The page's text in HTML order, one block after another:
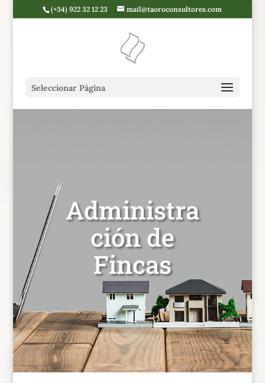
(+34) 922 32 12 23 mail@taoroconsultores.com
Seleccionar Página
Administra
ción de
Fincas